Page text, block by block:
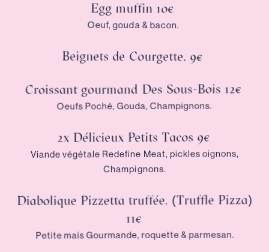
Egg muffin 10€
Oeuf, gouda & bacon.
Beignets de Courgette. 9€
Croissant gourmand Des Sous-Bois 12€
Oeufs Poché, Gouda, Champignons.
2x Délicieux Petits Tacos 9€
Viande végétale Redefine Meat, pickles oignons,
Champignons.
Diabolique Pizzetta truffée. (Truffle Pizza)
11€
Petite mais Gourmande, roquette & parmesan.